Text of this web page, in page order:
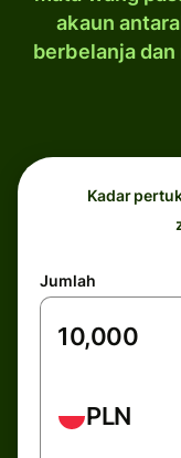
akaun
berbelanja
Kadar
Jumlah
PLN